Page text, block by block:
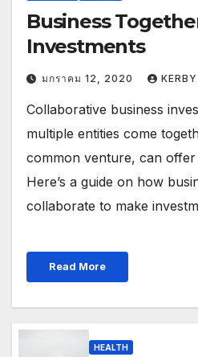
Business
Investments
มกราคม 12, 2020 KERBY
Collaborative business
multiple entities come
common venture, can
Here’s a guide on how
collaborate to make
Read More
HEALTH